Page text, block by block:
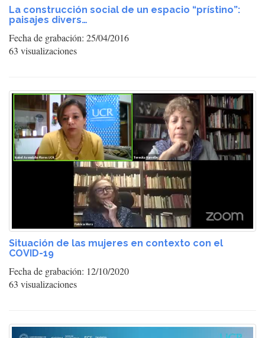
La construcción social de un espacio “prístino”:
paisajes divers…
Fecha de grabación: 25/04/2016
63 visualizaciones
Situación de las mujeres en contexto con el
COVID-19
Fecha de grabación: 12/10/2020
63 visualizaciones